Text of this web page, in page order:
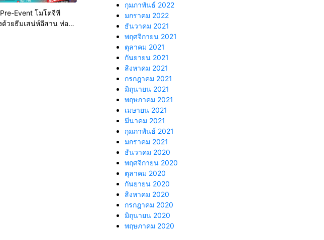
Event โมโตจีพี
วยธีมเสน่ห์อีสาน ท่อง
กุมภาพันธ์ 2022
มกราคม 2022
ธันวาคม 2021
พฤศจิกายน 2021
ตุลาคม 2021
กันยายน 2021
สิงหาคม 2021
กรกฎาคม 2021
มิถุนายน 2021
พฤษภาคม 2021
เมษายน 2021
มีนาคม 2021
กุมภาพันธ์ 2021
มกราคม 2021
ธันวาคม 2020
พฤศจิกายน 2020
ตุลาคม 2020
กันยายน 2020
สิงหาคม 2020
กรกฎาคม 2020
มิถุนายน 2020
พฤษภาคม 2020